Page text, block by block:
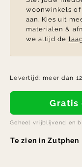
woonwinkels
aan. Kies uit
materialen &
we altijd de
Levertijd: meer dan
Geheel vrijblijvend en
Te zien in Zutphen